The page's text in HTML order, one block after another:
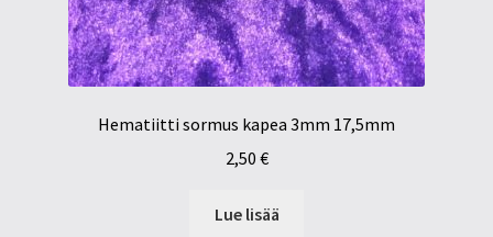
Hematiitti sormus kapea 3mm 17,5mm
2,50 €
Lue lisää